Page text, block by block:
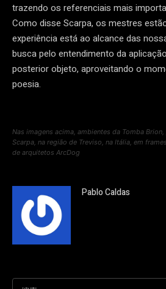
trazendo os referenciais mais
Como disse Scarpa, os mestres
experiência está ao alcance das
busca pelo entendimento da
posterior objeto, aproveitando o
poesia.
Nas imagens acima, ambientes da Tomba
Scarpa, na região de Treviso, na Itália, em
de arquitetos ArcDog
Pablo Caldas